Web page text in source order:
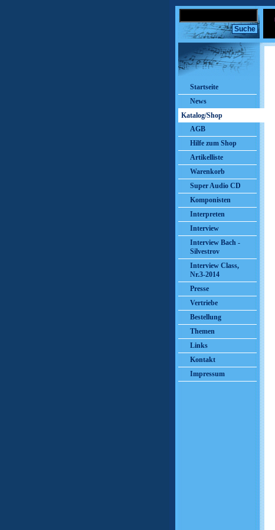
Startseite
News
Katalog/Shop
AGB
Hilfe zum Shop
Artikelliste
Warenkorb
Super Audio CD
Komponisten
Interpreten
Interview
Interview Bach -
Silvestrov
Interview Class,
Nr.3-2014
Presse
Vertriebe
Bestellung
Themen
Links
Kontakt
Impressum